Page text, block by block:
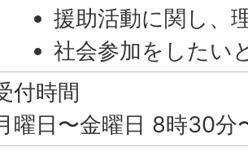
援助活動に関し、
社会参加をしたい
付時間
曜日〜金曜日 8時30分